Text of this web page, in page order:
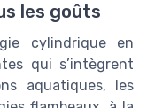
les goûts
cylindrique en
qui s’intègrent
aquatiques, les